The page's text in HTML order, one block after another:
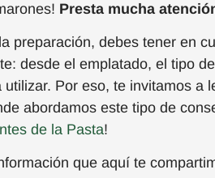
Presta mucha
preparación, debes tener en
desde el emplatado, el tipo
Por eso, te invitamos a
abordamos este tipo de
de la Pasta!
que aquí te